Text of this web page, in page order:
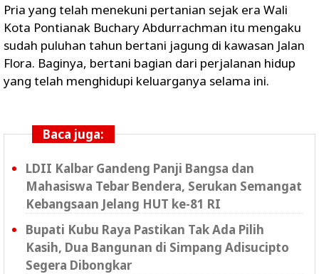
Pria yang telah menekuni pertanian sejak era Wali
Kota Pontianak Buchary Abdurrachman itu mengaku
sudah puluhan tahun bertani jagung di kawasan Jalan
Flora. Baginya, bertani bagian dari perjalanan hidup
yang telah menghidupi keluarganya selama ini.
Baca juga:
LDII Kalbar Gandeng Panji Bangsa dan
Mahasiswa Tebar Bendera, Serukan Semangat
Kebangsaan Jelang HUT ke-81 RI
Bupati Kubu Raya Pastikan Tak Ada Pilih
Kasih, Dua Bangunan di Simpang Adisucipto
Segera Dibongkar